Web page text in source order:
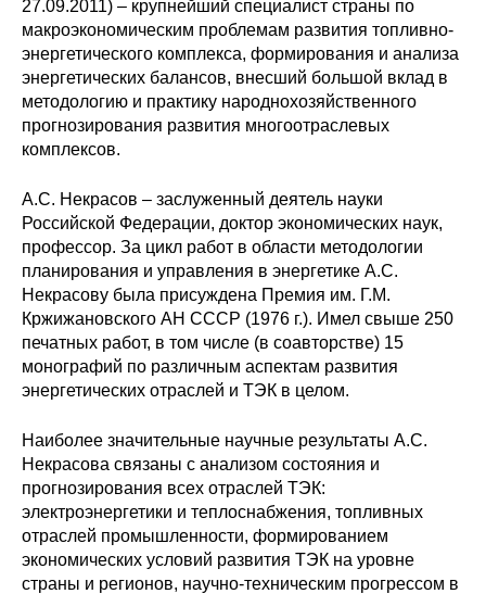
27.09.2011) – крупнейший специалист страны по
макроэкономическим проблемам развития топливно-
энергетического комплекса, формирования и анализа
энергетических балансов, внесший большой вклад в
методологию и практику народнохозяйственного
прогнозирования развития многоотраслевых
комплексов.
А.С. Некрасов – заслуженный деятель науки
Российской Федерации, доктор экономических наук,
профессор. За цикл работ в области методологии
планирования и управления в энергетике А.С.
Некрасову была присуждена Премия им. Г.М.
Кржижановского АН СССР (1976 г.). Имел свыше 250
печатных работ, в том числе (в соавторстве) 15
монографий по различным аспектам развития
энергетических отраслей и ТЭК в целом.
Наиболее значительные научные результаты А.С.
Некрасова связаны с анализом состояния и
прогнозирования всех отраслей ТЭК:
электроэнергетики и теплоснабжения, топливных
отраслей промышленности, формированием
экономических условий развития ТЭК на уровне
страны и регионов, научно-техническим прогрессом в